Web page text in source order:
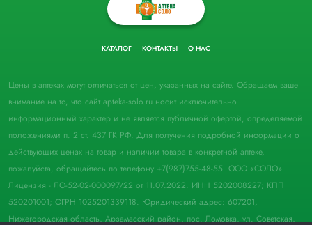
КАТАЛОГ КОНТАКТЫ О НАС
Цены в аптеках могут отличаться от цен, указанных на сайте. Обращаем ваше
внимание на то, что сайт apteka-solo.ru носит исключительно
информационный характер и не является публичной офертой, определяемой
положениями п. 2 ст. 437 ГК РФ. Для получения подробной информации о
действующих ценах на товар и наличии товара в конкретной аптеке,
пожалуйста, обращайтесь по телефону +7(987)755-48-55. ООО «СОЛО».
Лицензия - ЛО-52-02-000097/22 от 11.07.2022. ИНН 5202008227; КПП
520201001; ОГРН 1025201339118. Юридический адрес: 607201,
Нижегородская область, Арзамасский район, пос. Ломовка, ул. Советская,